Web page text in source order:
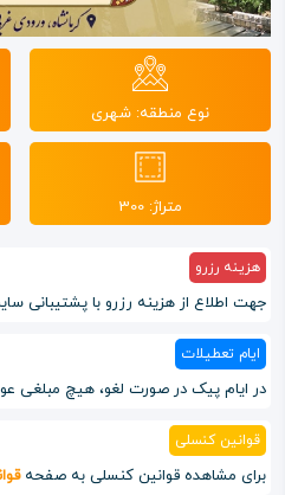
نوع منطقه: شهری
متراژ: 300
هزینه رزرو
جهت اطلاع از هزینه رزرو با پشتیبانی
ایام تعطیلات
در ایام پیک در صورت لغو، هیچ مبلغی
قوانین کنسلی
برای مشاهده قوانین کنسلی به صفحه